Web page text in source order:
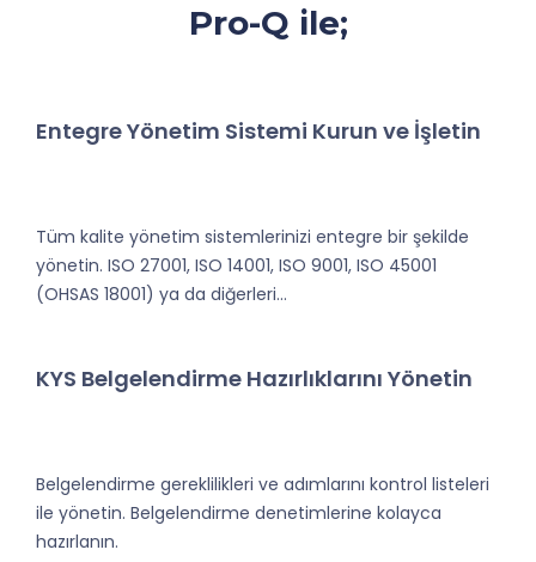
Pro-Q ile;
Entegre Yönetim Sistemi Kurun ve İşletin
Tüm kalite yönetim sistemlerinizi entegre bir şekilde
yönetin. ISO 27001, ISO 14001, ISO 9001, ISO 45001
(OHSAS 18001) ya da diğerleri...
KYS Belgelendirme Hazırlıklarını Yönetin
Belgelendirme gereklilikleri ve adımlarını kontrol listeleri
ile yönetin. Belgelendirme denetimlerine kolayca
hazırlanın.